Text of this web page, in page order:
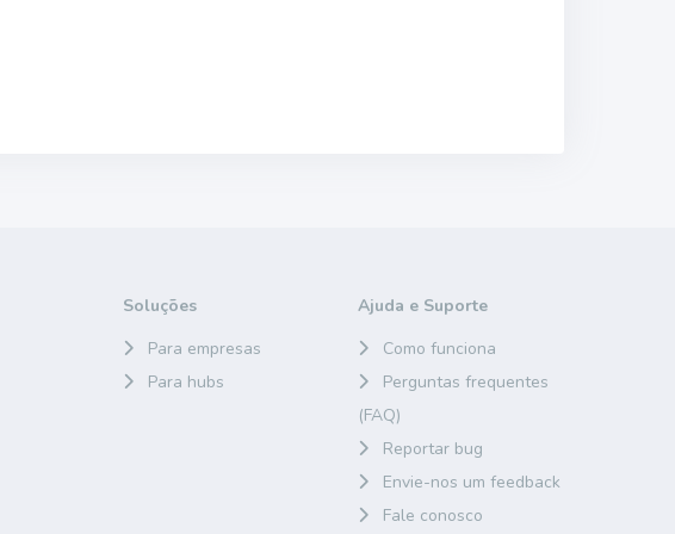
Soluções
Para empresas
Para hubs
Ajuda e Suporte
Como funciona
Perguntas frequentes
(FAQ)
Reportar bug
Envie-nos um feedback
Fale conosco